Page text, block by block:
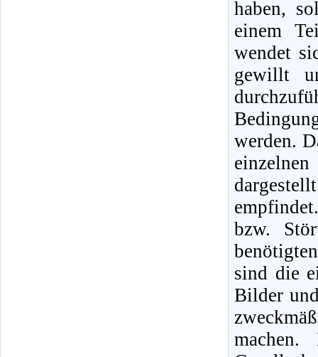
haben,
einem
wendet
gewillt
werden.
bzw.
sind die
Bilder